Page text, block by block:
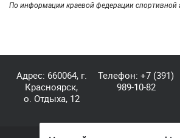
По информации краевой федерации спортивной
Адрес: 660064, г.
Красноярск,
о. Отдыха, 12
Телефон:+7 (391)
989-10-82